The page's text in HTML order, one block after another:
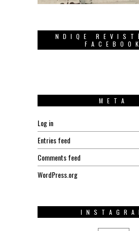
NDIQE
FACEBOOK
META
Log in
Entries feed
Comments feed
WordPress.org